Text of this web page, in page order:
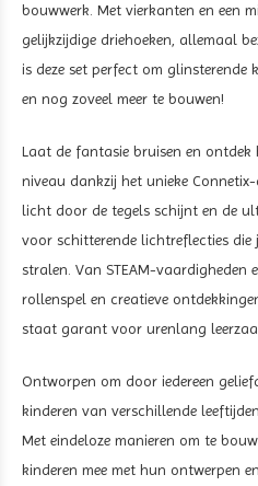
bouwwerk. Met vierkanten en een
gelijkzijdige driehoeken, allemaal
is deze set perfect om glinsterende
en nog zoveel meer te bouwen!
Laat de fantasie bruisen en
niveau dankzij het unieke
licht door de tegels schijnt en de
voor schitterende lichtreflecties die
stralen. Van STEAM-
rollenspel en creatieve
staat garant voor urenlang
Ontworpen om door iedereen
kinderen van verschillende
Met eindeloze manieren om te
kinderen mee met hun ontwerpen